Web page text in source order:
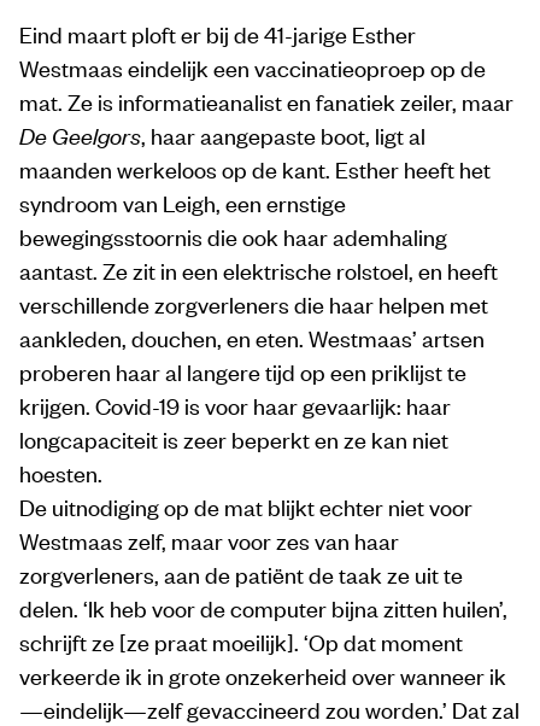
Eind maart ploft er bij de 41-jarige Esther
Westmaas eindelijk een vaccinatieoproep op de
mat. Ze is informatieanalist en fanatiek zeiler, maar
De Geelgors, haar aangepaste boot, ligt al
maanden werkeloos op de kant. Esther heeft het
syndroom van Leigh, een ernstige
bewegingsstoornis die ook haar ademhaling
aantast. Ze zit in een elektrische rolstoel, en heeft
verschillende zorgverleners die haar helpen met
aankleden, douchen, en eten. Westmaas’ artsen
proberen haar al langere tijd op een priklijst te
krijgen. Covid-19 is voor haar gevaarlijk: haar
longcapaciteit is zeer beperkt en ze kan niet
hoesten.
De uitnodiging op de mat blijkt echter niet voor
Westmaas zelf, maar voor zes van haar
zorgverleners, aan de patiënt de taak ze uit te
delen. ‘Ik heb voor de computer bijna zitten huilen’,
schrijft ze [ze praat moeilijk]. ‘Op dat moment
verkeerde ik in grote onzekerheid over wanneer ik
—eindelijk—zelf gevaccineerd zou worden.’ Dat zal